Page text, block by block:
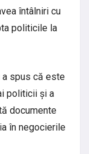
întâlniri cu
politicile la
a spus că este
politicii și a
documente
în negocierile